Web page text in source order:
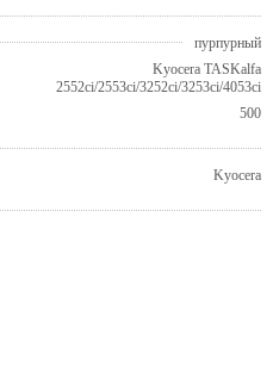
пурпурный
Kyocera TASKalfa
2552ci/2553ci/3252ci/3253ci/4053ci
500
Kyocera